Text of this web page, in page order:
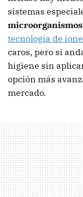
sistemas
tecnología de
caros, pero si
higiene sin
opción más
mercado.